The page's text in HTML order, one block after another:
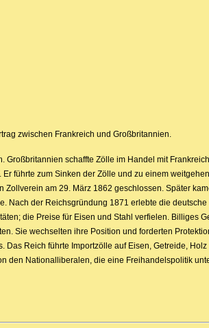
zwischen Frankreich und Großbritannien.
Großbritannien schaffte Zölle im Handel mit
führte zum Sinken der Zölle und zu einem
am 29. März 1862 geschlossen. Später
Nach der Reichsgründung 1871 erlebte die deutsche
die Preise für Eisen und Stahl verfielen. Billiges
Sie wechselten ihre Position und forderten
Reich führte Importzölle auf Eisen, Getreide,
den Nationalliberalen, die eine Freihandelspolitik